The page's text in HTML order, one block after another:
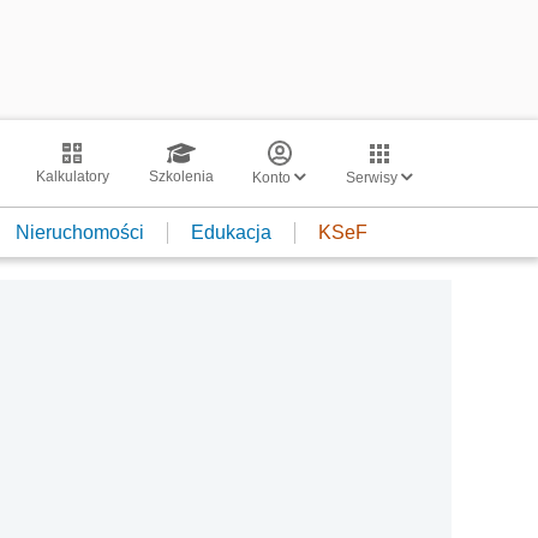
Kalkulatory Szkolenia Konto Serwisy
Nieruchomości Edukacja KSeF